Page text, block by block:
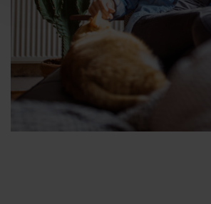
Datenschutzerklärung der Zehnder Group
Zehnder Group AG: Data Privacy
Zehnder Group België nv/sa:
Zehnder Group Czech Republic s.r.o.:
osobních údajů
Zehnder Group France: Protection des
Zehnder Group Ibérica SAU: Política de
Zehnder Group Italia S.r.l.: Privacy